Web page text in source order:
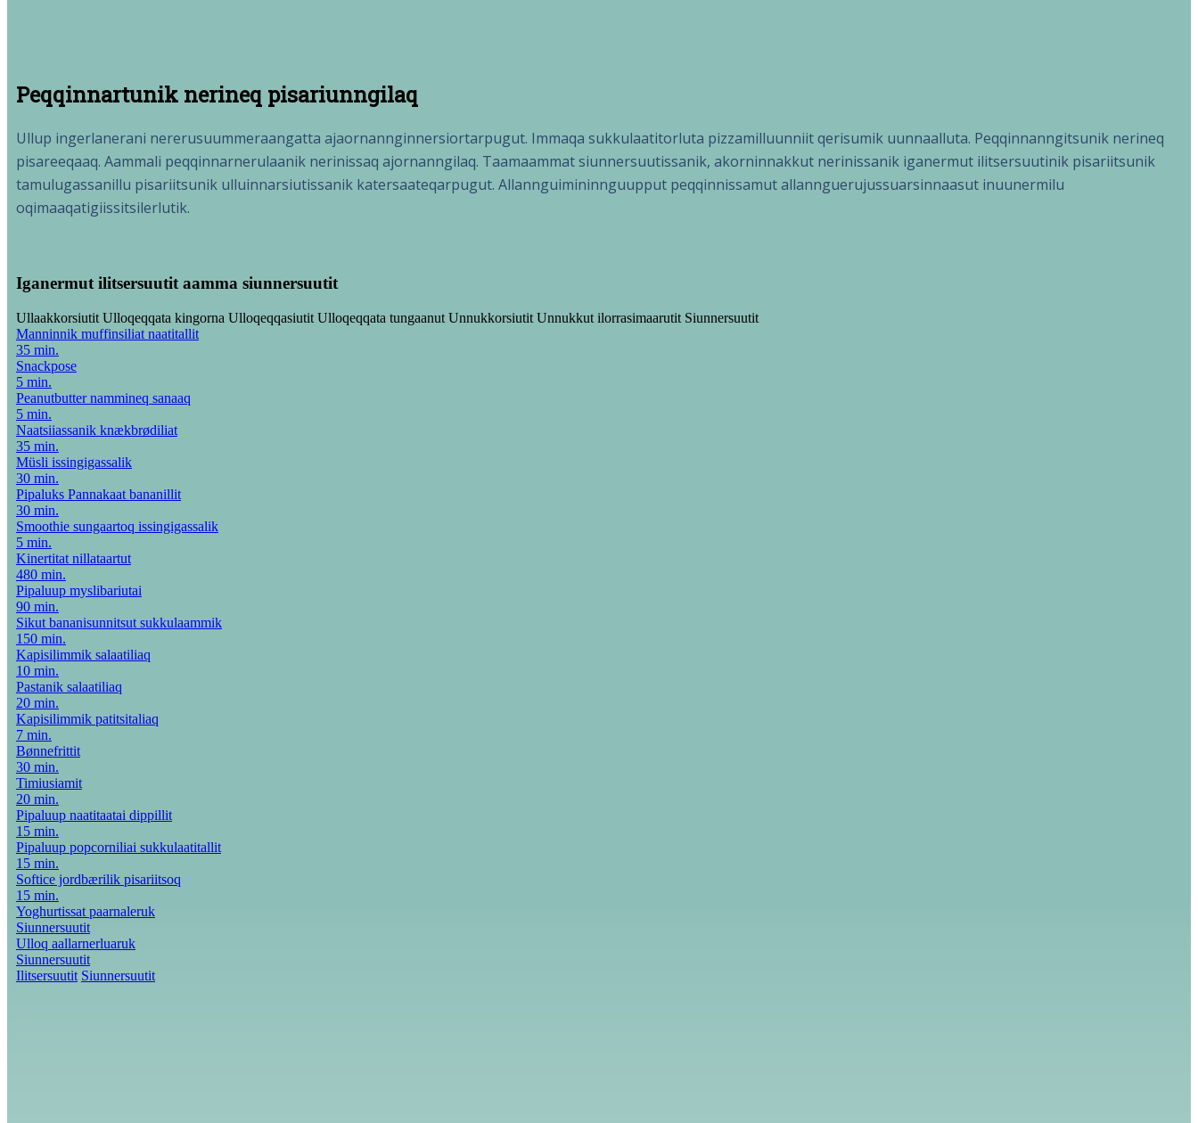
Peqqinnartunik nerineq pisariunngilaq
Ullup ingerlanerani nererusuummeraangatta ajaornannginnersiortarpugut. Immaqa sukkulaatitorluta pizzamilluunniit qerisumik uunnaalluta. Peqqinnanngitsunik nerineq
pisareeqaaq. Aammali peqqinnarnerulaanik nerinissaq ajornanngilaq. Taamaammat siunnersuutissanik, akorninnakkut nerinissanik iganermut ilitsersuutinik pisariitsunik
tamulugassanillu pisariitsunik ulluinnarsiutissanik katersaateqarpugut. Allannguimininnguupput peqqinnissamut allannguerujussuarsinnaasut inuunermilu
oqimaaqatigiissitsilerlutik.
Iganermut ilitsersuutit aamma siunnersuutit
Ullaakkorsiutit Ulloqeqqata kingorna Ulloqeqqasiutit Ulloqeqqata tungaanut Unnukkorsiutit Unnukkut ilorrasimaarutit Siunnersuutit
Manninnik muffinsiliat naatitallit
35 min.
Snackpose
5 min.
Peanutbutter nammineq sanaaq
5 min.
Naatsiiassanik knækbrødiliat
35 min.
Müsli issingigassalik
30 min.
Pipaluks Pannakaat bananillit
30 min.
Smoothie sungaartoq issingigassalik
5 min.
Kinertitat nillataartut
480 min.
Pipaluup myslibariutai
90 min.
Sikut bananisunnitsut sukkulaammik
150 min.
Kapisilimmik salaatiliaq
10 min.
Pastanik salaatiliaq
20 min.
Kapisilimmik patitsitaliaq
7 min.
Bønnefrittit
30 min.
Timiusiamit
20 min.
Pipaluup naatitaatai dippillit
15 min.
Pipaluup popcorniliai sukkulaatitallit
15 min.
Softice jordbærilik pisariitsoq
15 min.
Yoghurtissat paarnaleruk
Siunnersuutit
Ulloq aallarnerluaruk
Siunnersuutit
Ilitsersuutit Siunnersuutit